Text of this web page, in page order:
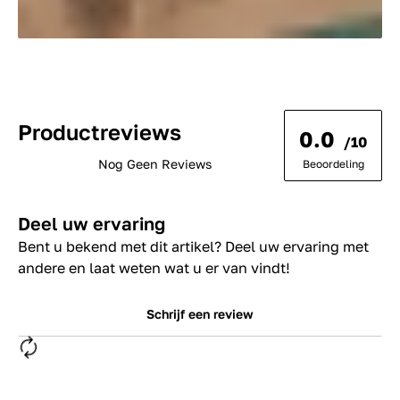
Productreviews
Nog Geen Reviews
0.0 /10
Beoordeling
Deel uw ervaring
Bent u bekend met dit artikel? Deel uw ervaring met
andere en laat weten wat u er van vindt!
Schrijf een review